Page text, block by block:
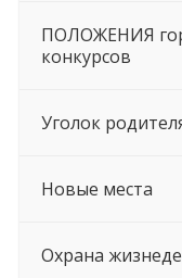
ПОЛОЖЕНИЯ
конкурсов
Уголок
Новые места
Охрана